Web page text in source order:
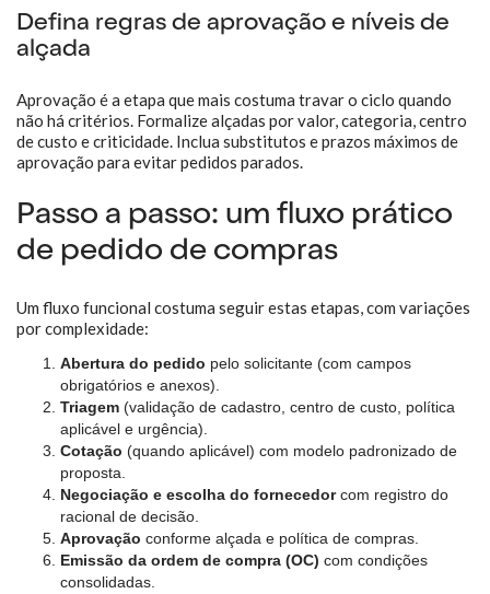
Defina regras de aprovação e níveis de
alçada
Aprovação é a etapa que mais costuma travar o ciclo quando
não há critérios. Formalize alçadas por valor, categoria, centro
de custo e criticidade. Inclua substitutos e prazos máximos de
aprovação para evitar pedidos parados.
Passo a passo: um fluxo prático
de pedido de compras
Um fluxo funcional costuma seguir estas etapas, com variações
por complexidade:
Abertura do pedido pelo solicitante (com campos
obrigatórios e anexos).
Triagem (validação de cadastro, centro de custo, política
aplicável e urgência).
Cotação (quando aplicável) com modelo padronizado de
proposta.
Negociação e escolha do fornecedorcom registro do
racional de decisão.
Aprovação conforme alçada e política de compras.
Emissão da ordem de compra (OC) com condições
consolidadas.